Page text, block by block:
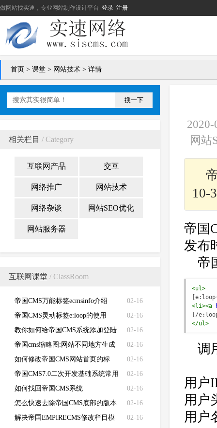
做网站找实速，专业网站制作设计平台 登录 注册
首页 > 课堂 > 网站技术 > 详情
搜一下
相关栏目 / Category
互联网产品 交互
网络推广 网站技术
网络杂谈 网站SEO优化
网站服务器
互联网课堂 / ClassRoom
02-16
帝国CMS万能标签ecmsinfo介绍
02-16
帝国CMS灵动标签e:loop的使用
02-16
教你如何给帝国CMS系统添加登陆
失败次数限制
02-16
帝国cms缩略图:网站不同地方生成
不同的缩略图
02-16
如何修改帝国CMS网站首页的标
题、关键词、描述和LOGO
02-16
帝国CMS7.0二次开发基础系统常用
函数功能说明
02-16
如何找回帝国CMS系统
（EMPIRECMS）管理员密码
02-16
怎么快速去除帝国CMS底部的版本
信息？如何去除帝国CMS版权信息
02-16
解决帝国EMPIRECMS修改栏目模
网站
10-
帝国
发布
帝
<ul>
<li><a
[/
</ul>
调
用户
用户
用户